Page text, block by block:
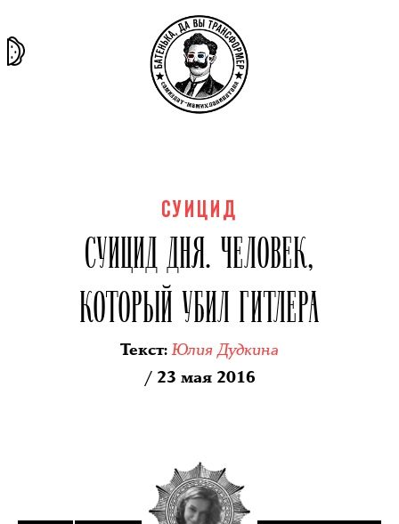
СУИЦИД
СУИЦИД ДНЯ. ЧЕЛОВЕК,
КОТОРЫЙ УБИЛ ГИТЛЕРА
Текст:Юлия Дудкина
/ 23 мая 2016